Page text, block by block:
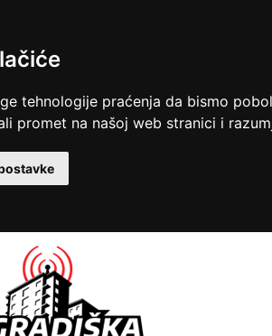
tehnologije praćenja da bismo
promet na našoj web stranici i